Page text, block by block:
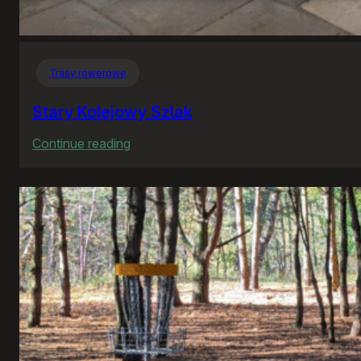
Trasy rowerowe
Stary Kolejowy Szlak
Continue reading
Kolejowy
Szlak